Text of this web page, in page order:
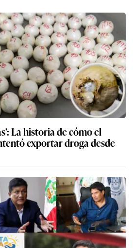
La historia de cómo el
exportar droga desde